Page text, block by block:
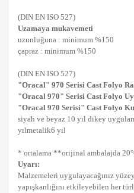
(DIN EN ISO 527)
Uzamaya mukavemeti
uzunluğuna : minimum %150
çapraz : minimum %150
(DIN EN ISO 527)
"Oracal" 970 Serisi Cast Folyo
"Oracal 970" Serisi Cast Folyo
"Oracal 970 Serisi" Cast Folyo
siyah ve beyaz 10 yıl dikey
yılmetalik6 yıl
* ortalama **orijinal ambalajda
Uyarı:
Malzemeleri uygulayacağınız
yapışkanlığını etkileyebilen her